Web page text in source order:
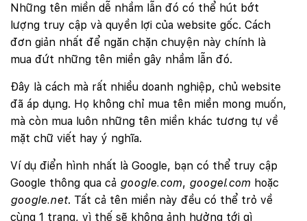
Những tên miền dễ nhầm lẫn đó có thể hút bớt
lượng truy cập và quyền lợi của website gốc. Cách
đơn giản nhất để ngăn chặn chuyện này chính là
mua đứt những tên miền gây nhầm lẫn đó.
Đây là cách mà rất nhiều doanh nghiệp, chủ website
đã áp dụng. Họ không chỉ mua tên miền mong muốn,
mà còn mua luôn những tên miền khác tương tự về
mặt chữ viết hay ý nghĩa.
Ví dụ điển hình nhất là Google, bạn có thể truy cập
Google thông qua cả google.com, googel.com hoặc
google.net. Tất cả tên miền này đều có thể trỏ về
cùng 1 trang, vì thế sẽ không ảnh hưởng tới gì